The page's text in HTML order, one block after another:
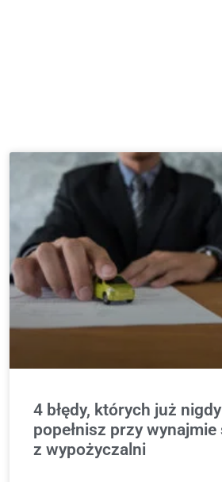
4 błędy, których już
popełnisz przy
z wypożyczalni